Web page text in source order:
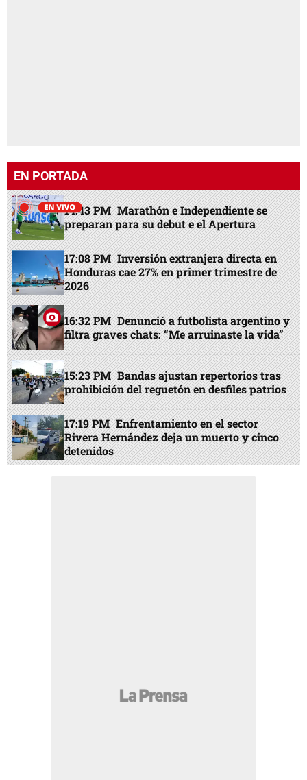
EN PORTADA
14:43 PM Marathón e Independiente se
preparan para su debut e el Apertura
17:08 PM Inversión extranjera directa en
Honduras cae 27% en primer trimestre de
2026
16:32 PM Denunció a futbolista argentino y
filtra graves chats: “Me arruinaste la vida”
15:23 PM Bandas ajustan repertorios tras
prohibición del reguetón en desfiles patrios
17:19 PM Enfrentamiento en el sector
Rivera Hernández deja un muerto y cinco
detenidos